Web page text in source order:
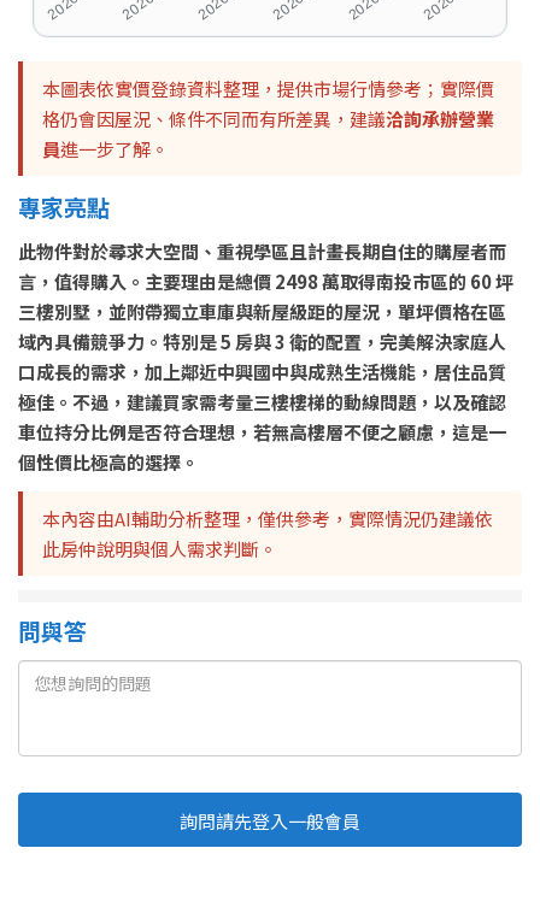
本圖表依實價登錄資料整理，提供市場行情參考；實際價
格仍會因屋況、條件不同而有所差異，建議洽詢承辦營業
員進一步了解。
專家亮點
此物件對於尋求大空間、重視學區且計畫長期自住的購屋者而
言，值得購入。主要理由是總價 2498 萬取得南投市區的 60 坪
三樓別墅，並附帶獨立車庫與新屋級距的屋況，單坪價格在區
域內具備競爭力。特別是 5 房與 3 衛的配置，完美解決家庭人
口成長的需求，加上鄰近中興國中與成熟生活機能，居住品質
極佳。不過，建議買家需考量三樓樓梯的動線問題，以及確認
車位持分比例是否符合理想，若無高樓層不便之顧慮，這是一
個性價比極高的選擇。
本內容由AI輔助分析整理，僅供參考，實際情況仍建議依
此房仲說明與個人需求判斷。
問與答
詢問請先登入一般會員